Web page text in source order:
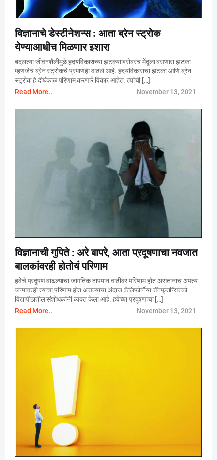
विज्ञानाचे डेस्टीनेशन्स : आता ब्रेन स्ट्रोक
येण्याआधीच मिळणार इशारा
बदलत्या जीवनशैलीमुळे हृदयविकाराच्या झटक्यााबरोबरच मेंदूला बसणारा झटका
म्हणजेच ब्रेन स्ट्रोकचे प्रमाणही वाढले आहे. हृदयविकाराचा झटका आणि ब्रेन
स्ट्रोक हे दीर्घकाळ परिणाम करणारे विकार आहेत. त्यांची […]
Read More..
November 13, 2021
विज्ञानाची गुपिते : अरे बापरे, आता प्रदूषणाचा नवजात
बालकांवरही होतोयं परिणाम
हवेचे प्रदूषण वाढल्याचा जागतिक तापमान वाढीवर परिणाम होत असतानाच अपत्य
जन्मावरही त्याचा परिणाम होत असल्याचा अंदाज कॅलिफोर्निया सॅनफ्रान्सिस्को
विद्यापीठातील संशोधकांनी व्यक्त केला आहे. हवेच्या प्रदूषणाचा […]
Read More..
November 13, 2021